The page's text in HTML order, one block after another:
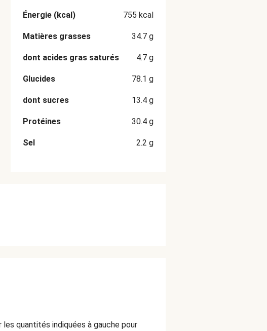
Énergie (kcal) 755 kcal
Matières grasses 34.7 g
dont acides gras saturés 4.7 g
Glucides 78.1 g
dont sucres 13.4 g
Protéines 30.4 g
Sel 2.2 g
quantités indiquées à gauche pour